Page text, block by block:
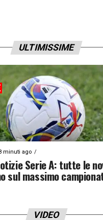
ULTIMISSIME
minuti ago
Serie A: tutte le
sul massimo
VIDEO